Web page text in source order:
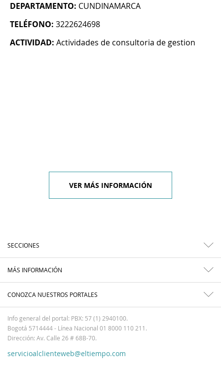
DEPARTAMENTO: CUNDINAMARCA
TELÉFONO: 3222624698
ACTIVIDAD: Actividades de consultoria de gestion
VER MÁS INFORMACIÓN
SECCIONES
MÁS INFORMACIÓN
CONOZCA NUESTROS PORTALES
Info general del portal: PBX: 57 (1) 2940100.
Bogotá 5714444 - Línea Nacional 01 8000 110 211.
Dirección: Av. Calle 26 # 68B-70.
servicioalclienteweb@eltiempo.com